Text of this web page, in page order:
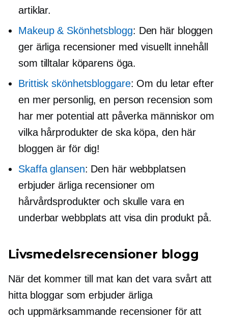
artiklar.
Makeup & Skönhetsblogg: Den här bloggen
ger ärliga recensioner med visuellt innehåll
som tilltalar köparens öga.
Brittisk skönhetsbloggare: Om du letar efter
en mer personlig,en person recension som
har mer potential att påverka människor om
vilka hårprodukter de ska köpa, den här
bloggen är för dig!
Skaffa glansen: Den här webbplatsen
erbjuder ärliga recensioner om
hårvårdsprodukter och skulle vara en
underbar webbplats att visa din produkt på.
Livsmedelsrecensioner blogg
När det kommer till mat kan det vara svårt att
hitta bloggar som erbjuder ärliga
och uppmärksammande recensioner för att